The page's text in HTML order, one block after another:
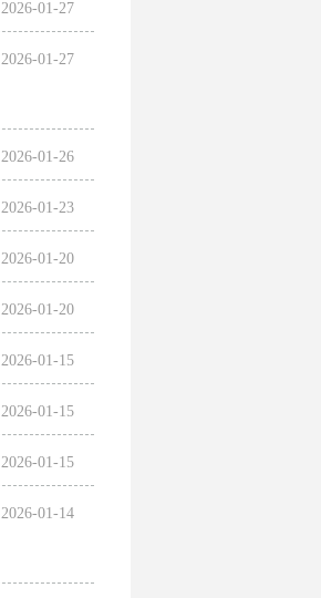
2026-01-27
2026-01-27
2026-01-26
2026-01-23
2026-01-20
2026-01-20
2026-01-15
2026-01-15
2026-01-15
2026-01-14